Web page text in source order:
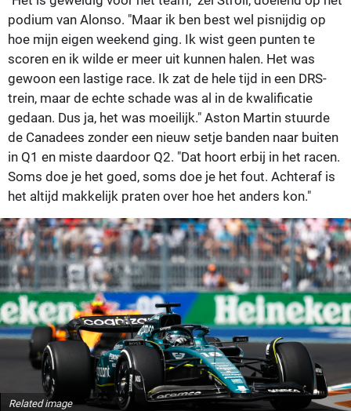
podium van Alonso. "Maar ik ben best wel pisnijdig op
hoe mijn eigen weekend ging. Ik wist geen punten te
scoren en ik wilde er meer uit kunnen halen. Het was
gewoon een lastige race. Ik zat de hele tijd in een DRS-
trein, maar de echte schade was al in de kwalificatie
gedaan. Dus ja, het was moeilijk." Aston Martin stuurde
de Canadees zonder een nieuw setje banden naar buiten
in Q1 en miste daardoor Q2. "Dat hoort erbij in het racen.
Soms doe je het goed, soms doe je het fout. Achteraf is
het altijd makkelijk praten over hoe het anders kon."
Related image